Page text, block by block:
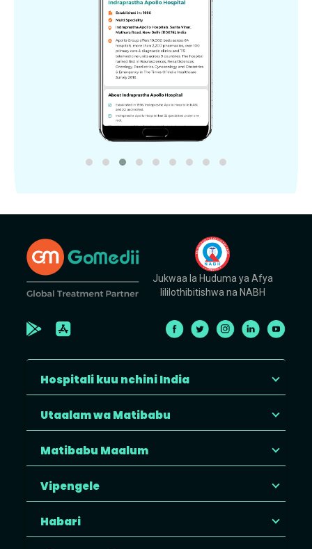
Jukwaa la Huduma ya Afya
lililothibitishwa na NABH
Hospitali kuu nchini India
Utaalam wa Matibabu
Matibabu Maalum
Vipengele
Habari